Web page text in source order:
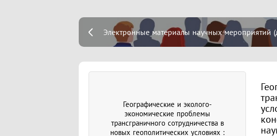
Электронные материалы научных мероприятий
Географические и эколого-
экономические проблемы
трансграничного сотрудничества в
новых геополитических условиях :